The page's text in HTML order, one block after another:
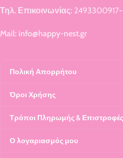
Τηλ. Επικοινωνίας:
Mail: info@happy-nest.gr
Πολική Απορρήτου
Όροι Χρήσης
Τρόποι Πληρωμής & Επιστροφές
Ο λογαριασμός μου